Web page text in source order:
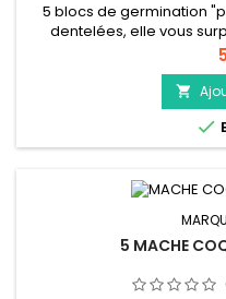
5 blocs de germination
dentelées, elle vous
mâche et la laitue. Pour
nous vous conseillons de
cressonnette se
pourra également


5 MACHE